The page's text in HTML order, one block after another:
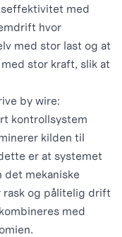
med
hvor
med stor last og at
stor kraft, slik at
by wire:
kontrollsystem
kilden til
er at systemet
det mekaniske
rask og pålitelig drift
med